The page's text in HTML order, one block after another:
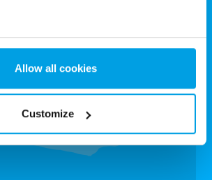
Allow all cookies
Customize
Österreich
Info.at@grundfoswt.com
Jetzt Kontakt aufnehmen